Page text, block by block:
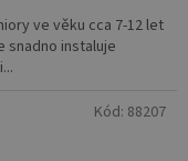
ve věku cca 7-12 let
snadno instaluje
Kód: 88207